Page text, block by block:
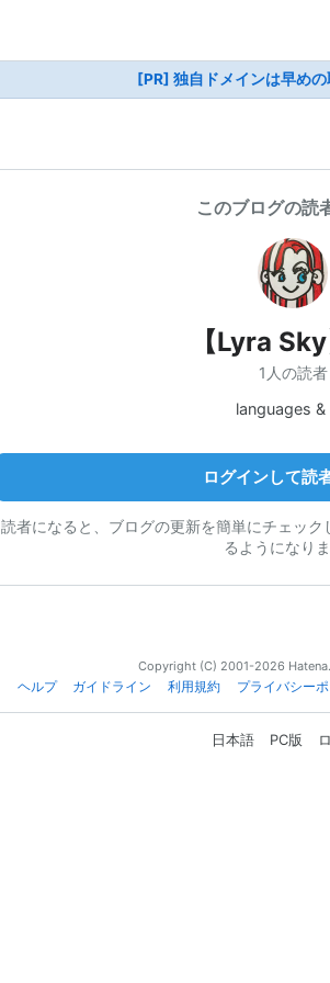
[PR] 独自ドメインは早めの
このブログの読
【Lyra
1人の読者
languages &
ログインして読
読者になると、ブログの更新を簡単にチェッ
るようになりま
Copyright (C) 2001-2026
ヘルプ
ガイドライン 利用規約 プライバシー
日本語 PC版